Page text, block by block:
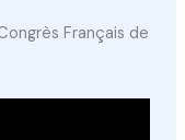
Français de